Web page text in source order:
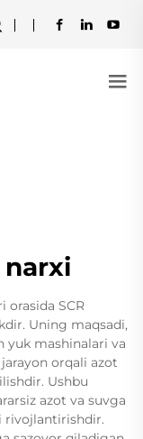
SCR
Uning maqsadi,
yuk mashinalari va
orqali azot
Ushbu
azot va suvga
rivojlantirishdir.